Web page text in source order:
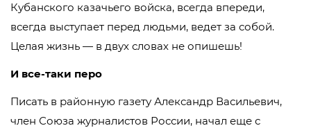
Кубанского казачьего войска, всегда впереди,
всегда выступает перед людьми, ведет за собой.
Целая жизнь — в двух словах не опишешь!
И все-таки перо
Писать в районную газету Александр Васильевич,
член Союза журналистов России, начал еще с